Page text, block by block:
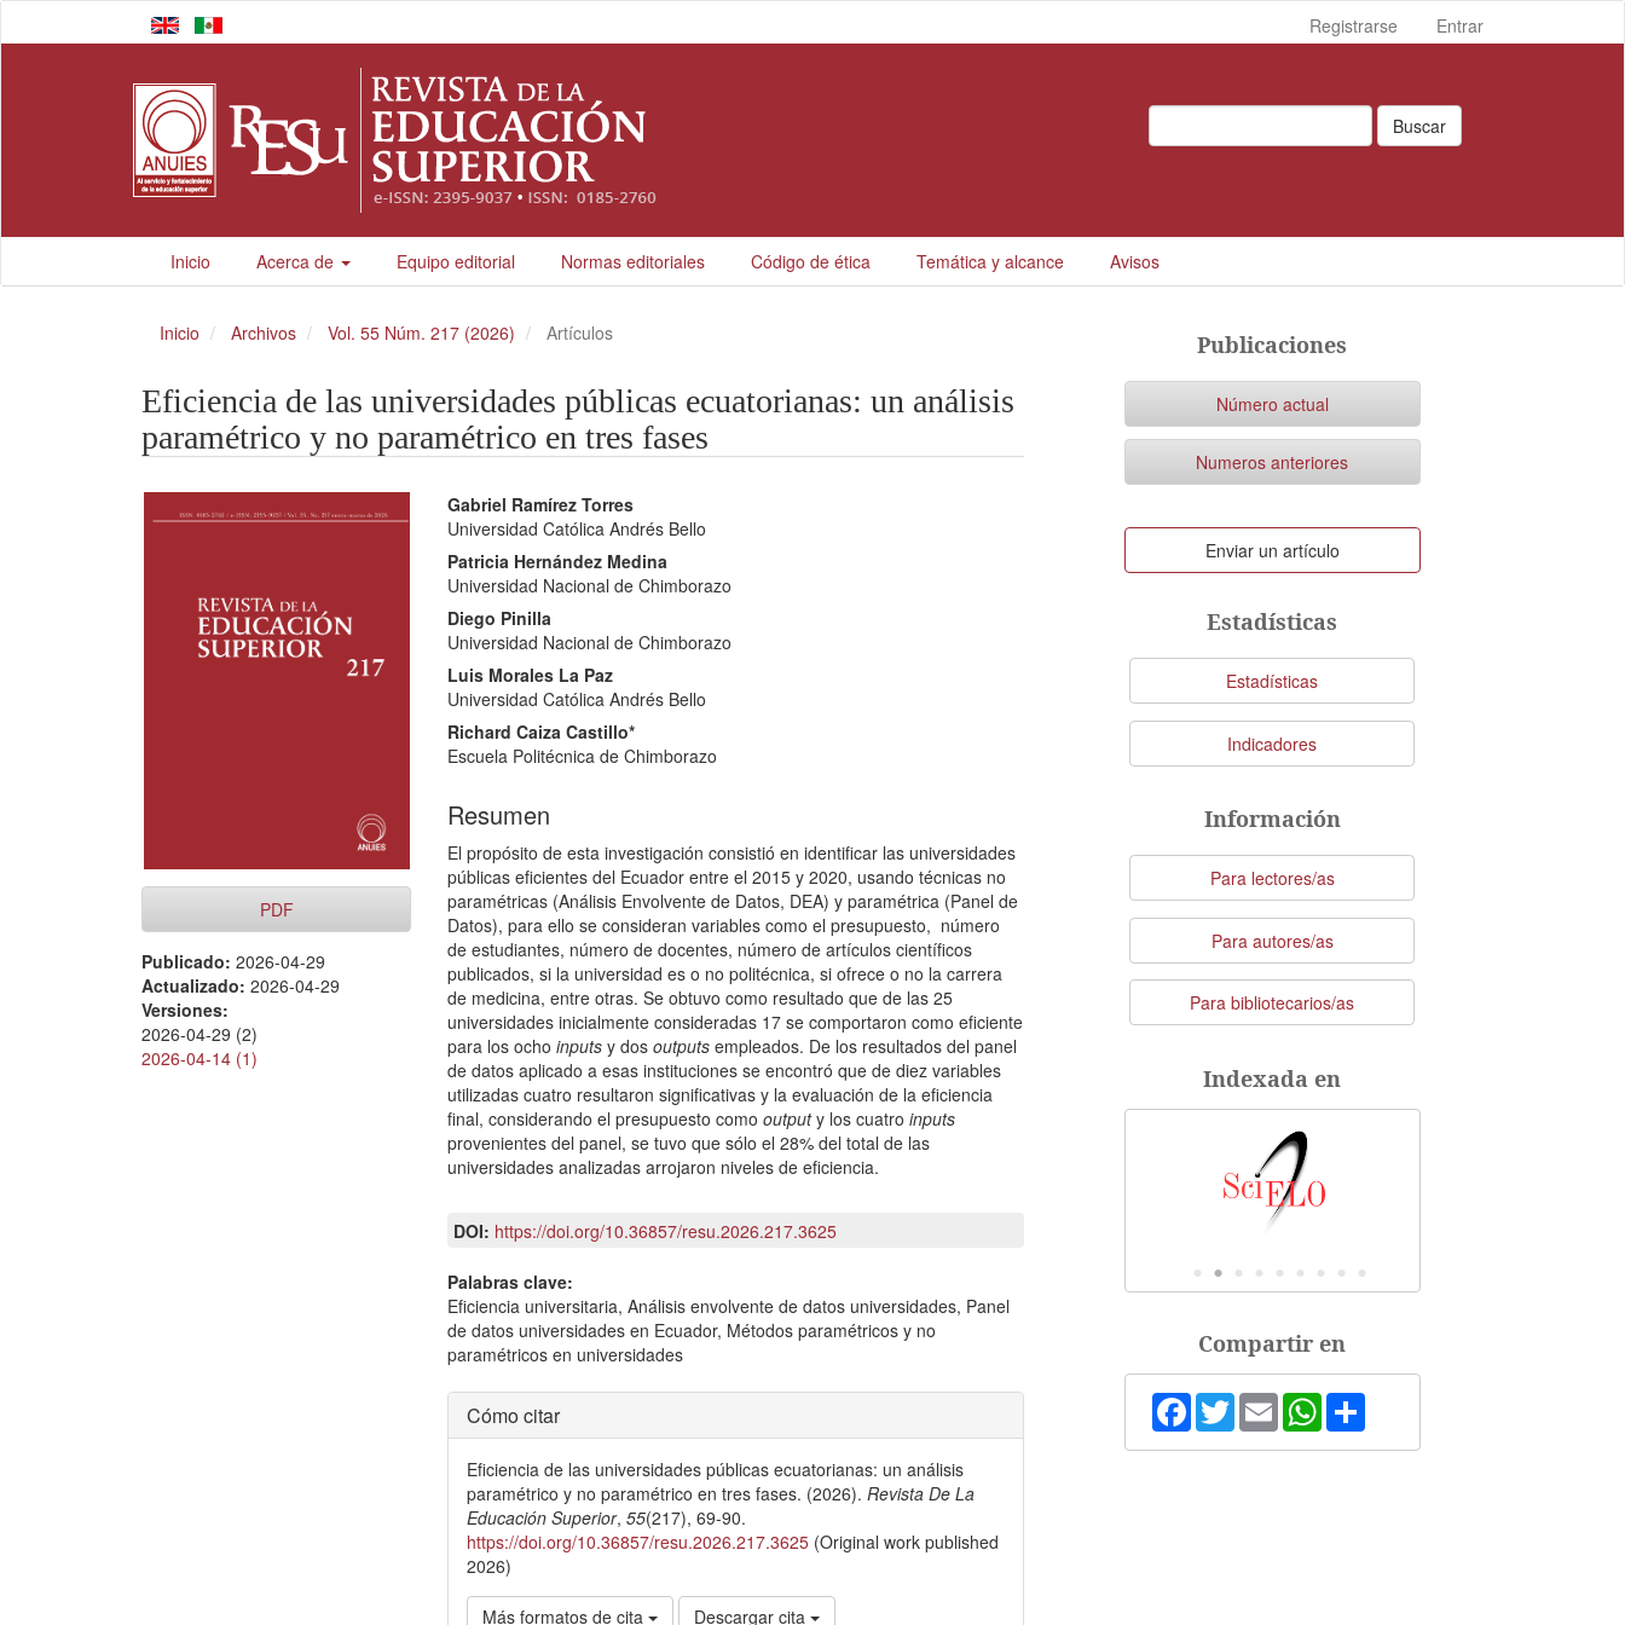
Registrarse Entrar
Buscar
Inicio Acerca de Equipo editorial Normas editoriales Código de ética Temática y alcance Avisos
Inicio Archivos Vol. 55 Núm. 217 (2026) Artículos
Eficiencia de las universidades públicas ecuatorianas: un análisis
paramétrico y no paramétrico en tres fases
Barra
artículo
PDF
Publicado: 2026-04-29
Actualizado: 2026-04-29
Versiones:
2026-04-29 (2)
2026-04-14 (1)
Contenido
principal
del
artículo
Gabriel Ramírez Torres
Universidad Católica Andrés Bello
Patricia Hernández Medina
Universidad Nacional de Chimborazo
Diego Pinilla
Universidad Nacional de Chimborazo
Luis Morales La Paz
Universidad Católica Andrés Bello
Richard Caiza Castillo*
Escuela Politécnica de Chimborazo
Resumen
El propósito de esta investigación consistió en identificar las universidades
públicas eficientes del Ecuador entre el 2015 y 2020, usando técnicas no
paramétricas (Análisis Envolvente de Datos, DEA) y paramétrica (Panel de
Datos), para ello se consideran variables como el presupuesto, número
de estudiantes, número de docentes, número de artículos científicos
publicados, si la universidad es o no politécnica, si ofrece o no la carrera
de medicina, entre otras. Se obtuvo como resultado que de las 25
universidades inicialmente consideradas 17 se comportaron como eficiente
para los ochoinputs y dosoutputs empleados. De los resultados del panel
de datos aplicado a esas instituciones se encontró que de diez variables
utilizadas cuatro resultaron significativas y la evaluación de la eficiencia
final, considerando el presupuesto comooutputy los cuatroinputs
provenientes del panel, se tuvo que sólo el 28% del total de las
universidades analizadas arrojaron niveles de eficiencia.
DOI: https://doi.org/10.36857/resu.2026.217.3625
Palabras clave:
Eficiencia universitaria, Análisis envolvente de datos universidades, Panel
de datos universidades en Ecuador, Métodos paramétricos y no
paramétricos en universidades
Detalles
del
artículo
Cómo citar
Eficiencia de las universidades públicas ecuatorianas: un análisis
paramétrico y no paramétrico en tres fases. (2026). Revista De La
Educación Superior,55(217), 69-90.
https://doi.org/10.36857/resu.2026.217.3625 (Original work published
2026)
Más formatos de cita Descargar cita
Publicaciones
Número actual
Numeros anteriores
Enviar
un
artículo
Enviar un artículo
Estadísticas
Estadísticas
Indicadores
Información
Para lectores/as
Para autores/as
Para bibliotecarios/as
Indexada en
Compartir en
Facebook
TwitterEmailWhatsApp
Share